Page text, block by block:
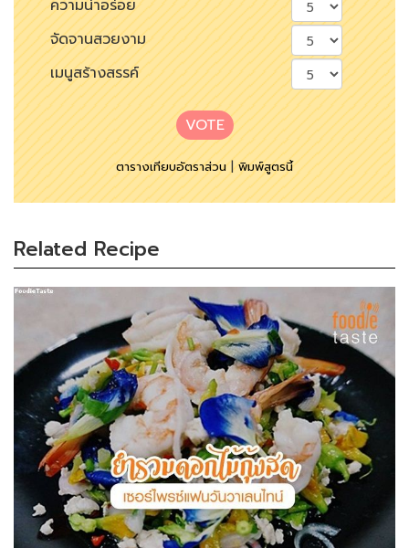
ความน่าอร่อย
จัดจานสวยงาม
เมนูสร้างสรรค์
VOTE
ตารางเทียบอัตราส่วน|พิมพ์สูตรนี้
Related Recipe